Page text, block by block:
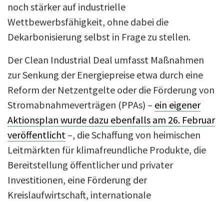
noch stärker auf industrielle
Wettbewerbsfähigkeit, ohne dabei die
Dekarbonisierung selbst in Frage zu stellen.
Der Clean Industrial Deal umfasst Maßnahmen
zur Senkung der Energiepreise etwa durch eine
Reform der Netzentgelte oder die Förderung von
Stromabnahmeverträgen (PPAs) – ein eigener
Aktionsplan wurde dazu ebenfalls am 26. Februar
veröffentlicht –, die Schaffung von heimischen
Leitmärkten für klimafreundliche Produkte, die
Bereitstellung öffentlicher und privater
Investitionen, eine Förderung der
Kreislaufwirtschaft, internationale